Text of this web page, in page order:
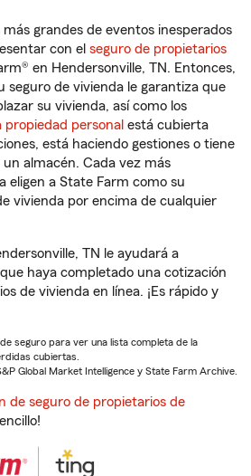
más grandes de eventos inesperados
con el seguro de propietarios
en Hendersonville, TN. Entonces,
seguro de vivienda le garantiza que
su vivienda, así como los
propiedad personal está cubierta
está haciendo gestiones o tiene
almacén. Cada vez más
eligen a State Farm como su
vivienda por encima de cualquier
TN le ayudará a
haya completado una cotización
de vivienda en línea. ¡Es rápido y
seguro para ver una lista completa de la
cubiertas.
Global Market Intelligence y State Farm Archive.
de seguro de propietarios de